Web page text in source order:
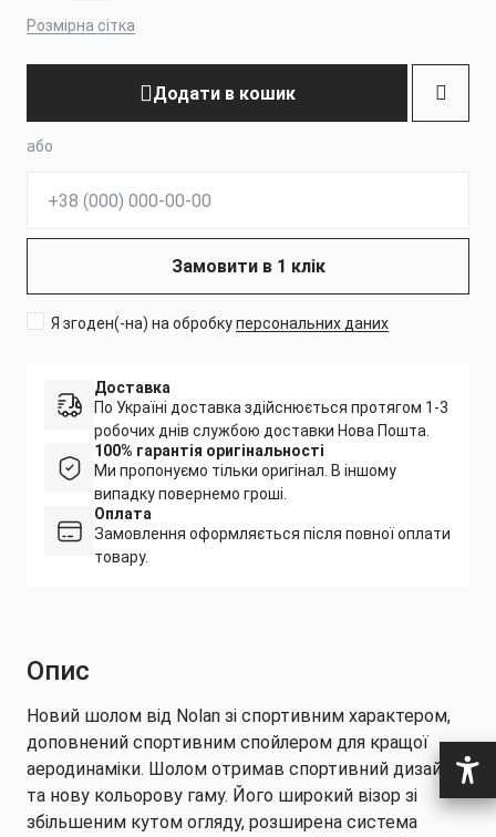
Розмірна сітка
Додати в кошик
або
Замовити в 1 клік
Я згоден(-на) на обробкуперсональних даних
Доставка
По Україні доставка здійснюється протягом 1-3
робочих днів службою доставки Нова Пошта.
100% гарантія оригінальності
Ми пропонуємо тільки оригінал. В іншому
випадку повернемо гроші.
Оплата
Замовлення оформляється після повної оплати
товару.
Опис
Новий шолом від Nolan зі спортивним характером,
доповнений спортивним спойлером для кращої
аеродинаміки. Шолом отримав спортивний дизайн
та нову кольорову гаму. Його широкий візор зі
збільшеним кутом огляду, розширена система